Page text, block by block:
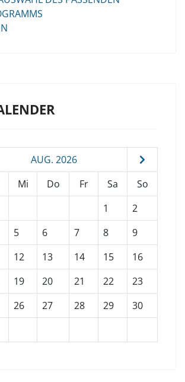
AUG. 2026
Mi Do Fr Sa
So
1
2
5 6 7 8
9
12 13 14 15
16
19 20 21 22
23
26 27 28 29
30